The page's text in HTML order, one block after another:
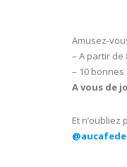
Amusez-
– A partir de
– 10
A vous de
Et